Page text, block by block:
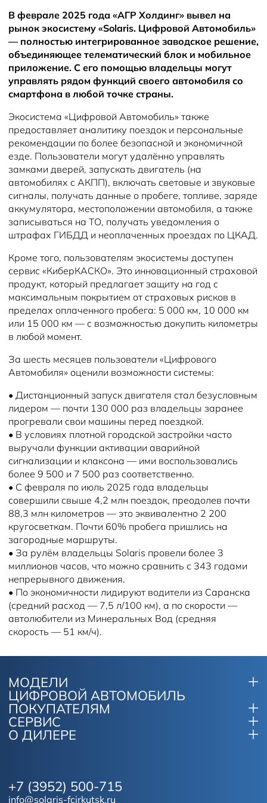
В феврале 2025 года «АГР Холдинг» вывел на
рынок экосистему «Solaris. Цифровой Автомобиль»
— полностью интегрированное заводское решение,
объединяющее телематический блок и мобильное
приложение. С его помощью владельцы могут
управлять рядом функций своего автомобиля со
смартфона в любой точке страны.
Экосистема «Цифровой Автомобиль» также
предоставляет аналитику поездок и персональные
рекомендации по более безопасной и экономичной
езде. Пользователи могут удалённо управлять
замками дверей, запускать двигатель (на
автомобилях с АКПП), включать световые и звуковые
сигналы, получать данные о пробеге, топливе, заряде
аккумулятора, местоположении автомобиля, а также
записываться на ТО, получать уведомления о
штрафах ГИБДД и неоплаченных проездах по ЦКАД.
Кроме того, пользователям экосистемы доступен
сервис «КиберКАСКО». Это инновационный страховой
продукт, который предлагает защиту на год с
максимальным покрытием от страховых рисков в
пределах оплаченного пробега: 5 000 км, 10 000 км
или 15 000 км — с возможностью докупить километры
в любой момент.
За шесть месяцев пользователи «Цифрового
Автомобиля» оценили возможности системы:
• Дистанционный запуск двигателя стал безусловным
лидером — почти 130 000 раз владельцы заранее
прогревали свои машины перед поездкой.
• В условиях плотной городской застройки часто
выручали функции активации аварийной
сигнализации и клаксона — ими воспользовались
более 9 500 и 7 500 раз соответственно.
• С февраля по июль 2025 года владельцы
совершили свыше 4,2 млн поездок, преодолев почти
88,3 млн километров — это эквивалентно 2 200
кругосветкам. Почти 60% пробега пришлись на
загородные маршруты.
• За рулём владельцы Solaris провели более 3
миллионов часов, что можно сравнить с 343 годами
непрерывного движения.
• По экономичности лидируют водители из Саранска
(средний расход — 7,5 л/100 км), а по скорости —
автолюбители из Минеральных Вод (средняя
скорость — 51 км/ч).
МОДЕЛИ
ЦИФРОВОЙ АВТОМОБИЛЬ
ПОКУПАТЕЛЯМ
СЕРВИС
О ДИЛЕРЕ
+7 (3952) 500-715
info@solaris-fcirkutsk.ru